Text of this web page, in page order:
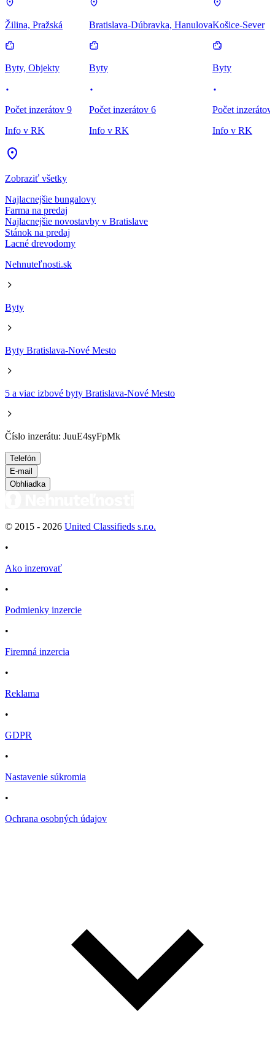
Žilina, Pražská
Byty, Objekty
Počet inzerátov 9
Info v RK
Bratislava-Dúbravka, Hanulova
Byty
Počet inzerátov 6
Info v RK
Košice-Sever
Byty
Počet inzerátov
Info v RK
Zobraziť všetky
Najlacnejšie bungalovy
Farma na predaj
Najlacnejšie novostavby v Bratislave
Stánok na predaj
Lacné drevodomy
Nehnuteľnosti.sk
Byty
Byty Bratislava-Nové Mesto
5 a viac izbové byty Bratislava-Nové Mesto
Číslo inzerátu: JuuE4syFpMk
Telefón
E-mail
Obhliadka
© 2015 - 2026 United Classifieds s.r.o.
•
Ako inzerovať
•
Podmienky inzercie
•
Firemná inzercia
•
Reklama
•
GDPR
•
Nastavenie súkromia
•
Ochrana osobných údajov